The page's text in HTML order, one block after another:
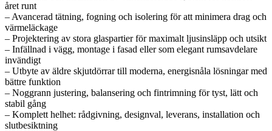
året runt
– Avancerad tätning, fogning och isolering för att minimera drag och
värmeläckage
– Projektering av stora glaspartier för maximalt ljusinsläpp och utsikt
– Infällnad i vägg, montage i fasad eller som elegant rumsavdelare
invändigt
– Utbyte av äldre skjutdörrar till moderna, energisnåla lösningar med
bättre funktion
– Noggrann justering, balansering och fintrimning för tyst, lätt och
stabil gång
– Komplett helhet: rådgivning, designval, leverans, installation och
slutbesiktning